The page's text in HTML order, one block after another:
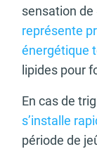
sensation de
représente
énergétique
lipides pour
En cas de
s’installe
période de